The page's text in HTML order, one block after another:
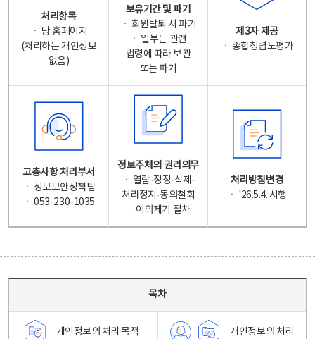
처리항목
ㆍ 당 홈페이지
(처리하는 개인정보
없음)
보유기간 및 파기
ㆍ 회원탈퇴 시 파기
ㆍ 일부는 관련
법령에 따라 보관
또는 파기
제3자 제공
ㆍ 종합청렴도평가
고충사항 처리부서
ㆍ 정보보안정책팀
ㆍ 053-230-1035
정보주체의 권리의무
ㆍ 열람·정정·삭제·
처리정지·동의철회
ㆍ이의제기 절차
처리방침변경
ㆍ '26.5.4. 시행
목차
개인정보의 처리 목적
개인정보의 처리